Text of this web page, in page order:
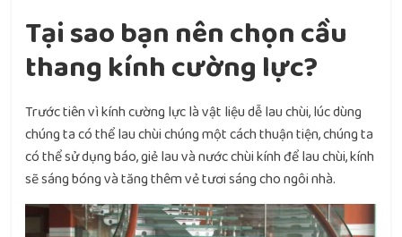
Tại sao bạn nên chọn cầu
thang kính cường lực?
Trước tiên vì kính cường lực là vật liệu dễ lau chùi, lúc dùng
chúng ta có thể lau chùi chúng một cách thuận tiện, chúng ta
có thể sử dụng báo, giẻ lau và nước chùi kính để lau chùi, kính
sẽ sáng bóng và tăng thêm vẻ tươi sáng cho ngôi nhà.